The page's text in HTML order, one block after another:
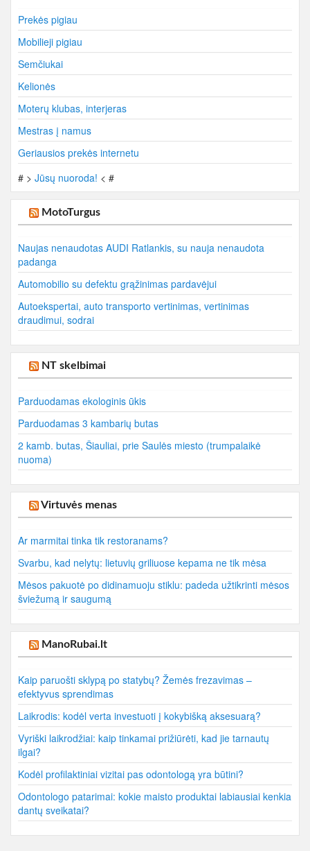
Prekės pigiau
Mobilieji pigiau
Semčiukai
Kelionės
Moterų klubas, interjeras
Mestras į namus
Geriausios prekės internetu
# > Jūsų nuoroda! < #
MotoTurgus
Naujas nenaudotas AUDI Ratlankis, su nauja nenaudota
padanga
Automobilio su defektu grąžinimas pardavėjui
Autoekspertai, auto transporto vertinimas, vertinimas
draudimui, sodrai
NT skelbimai
Parduodamas ekologinis ūkis
Parduodamas 3 kambarių butas
2 kamb. butas, Šiauliai, prie Saulės miesto (trumpalaikė
nuoma)
Virtuvės menas
Ar marmitai tinka tik restoranams?
Svarbu, kad nelytų: lietuvių griliuose kepama ne tik mėsa
Mėsos pakuotė po didinamuoju stiklu: padeda užtikrinti mėsos
šviežumą ir saugumą
ManoRubai.lt
Kaip paruošti sklypą po statybų? Žemės frezavimas –
efektyvus sprendimas
Laikrodis: kodėl verta investuoti į kokybišką aksesuarą?
Vyriški laikrodžiai: kaip tinkamai prižiūrėti, kad jie tarnautų
ilgai?
Kodėl profilaktiniai vizitai pas odontologą yra būtini?
Odontologo patarimai: kokie maisto produktai labiausiai kenkia
dantų sveikatai?